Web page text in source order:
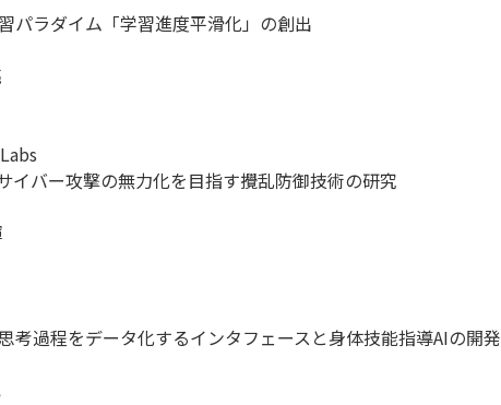
パラダイム「学習進度平滑化」の創出
イバー攻撃の無力化を目指す攪乱防御技術の研究
考過程をデータ化するインタフェースと身体技能指導AIの開発